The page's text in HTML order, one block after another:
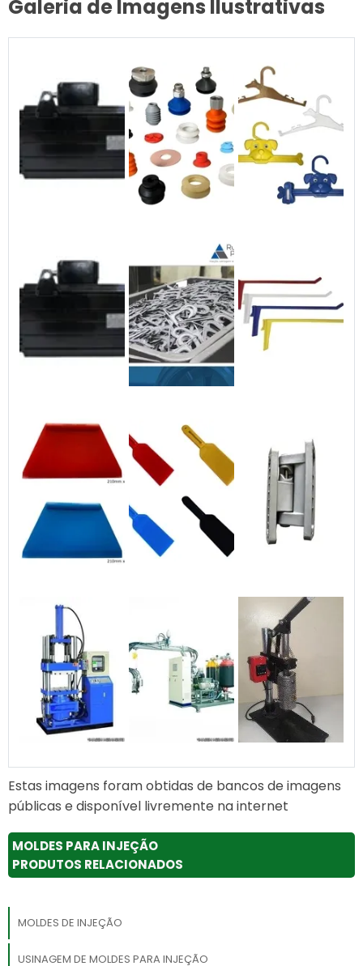
Galeria de Imagens Ilustrativas
Estas imagens foram obtidas de bancos de imagens
públicas e disponível livremente na internet
MOLDES PARA INJEÇÃO
PRODUTOS RELACIONADOS
MOLDES DE INJEÇÃO
USINAGEM DE MOLDES PARA INJEÇÃO